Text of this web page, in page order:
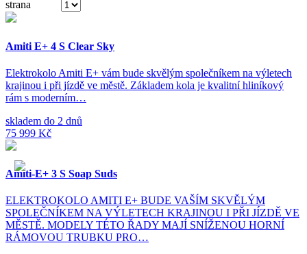
strana
Amiti E+ 4 S Clear Sky
Elektrokolo Amiti E+ vám bude skvělým společníkem na výletech
krajinou i při jízdě ve městě. Základem kola je kvalitní hliníkový
rám s moderním…
skladem do 2 dnů
75 999 Kč
Amiti-E+ 3 S Soap Suds
ELEKTROKOLO AMITI E+ BUDE VAŠÍM SKVĚLÝM
SPOLEČNÍKEM NA VÝLETECH KRAJINOU I PŘI JÍZDĚ VE
MĚSTĚ. MODELY TÉTO ŘADY MAJÍ SNÍŽENOU HORNÍ
RÁMOVOU TRUBKU PRO…